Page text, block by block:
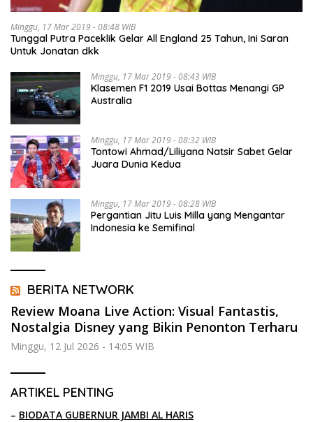
Minggu, 17 Mar 2019 - 08:48 WIB
Tunggal Putra Paceklik Gelar All England 25 Tahun, Ini Saran
Untuk Jonatan dkk
Minggu, 17 Mar 2019 - 08:43 WIB
Klasemen F1 2019 Usai Bottas Menangi GP
Australia
Minggu, 17 Mar 2019 - 08:32 WIB
Tontowi Ahmad/Liliyana Natsir Sabet Gelar
Juara Dunia Kedua
Minggu, 17 Mar 2019 - 08:28 WIB
Pergantian Jitu Luis Milla yang Mengantar
Indonesia ke Semifinal
BERITA NETWORK
Review Moana Live Action: Visual Fantastis,
Nostalgia Disney yang Bikin Penonton Terharu
Minggu, 12 Jul 2026 - 14:05 WIB
ARTIKEL PENTING
– BIODATA GUBERNUR JAMBI AL HARIS